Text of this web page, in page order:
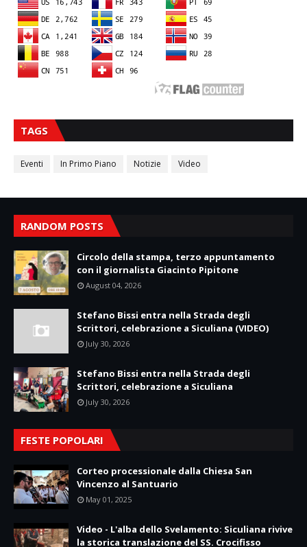
TAGS
Eventi In Primo Piano Notizie Video
RANDOM POSTS
Circolo della stampa, terzo appuntamento
con il giornalista Giacinto Pipitone
August 04, 2026
Stefano Bissi entra nella Strada degli
Scrittori, celebrazione a Siculiana (VIDEO)
July 30, 2026
Stefano Bissi entra nella Strada degli
Scrittori, celebrazione a Siculiana
July 30, 2026
FESTE POPOLARI
Corteo processionale dalla Chiesa San
Vincenzo al Santuario
May 01, 2025
Video - L'alba dello Svelamento: Siculiana rivive
la storica translazione del SS. Crocifisso